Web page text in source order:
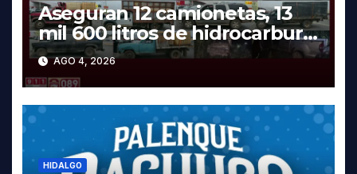
Aseguran 12 camionetas, 13
mil 600 litros de hidrocarburo
y dos vehículos robados en
Tula
AGO 4, 2026
HIDALGO